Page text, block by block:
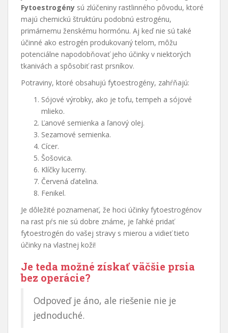
Fytoestrogény sú zlúčeniny rastlinného pôvodu, ktoré
majú chemickú štruktúru podobnú estrogénu,
primárnemu ženskému hormónu. Aj keď nie sú také
účinné ako estrogén produkovaný telom, môžu
potenciálne napodobňovať jeho účinky v niektorých
tkanivách a spôsobiť rast prsníkov.
Potraviny, ktoré obsahujú fytoestrogény, zahŕňajú:
Sójové výrobky, ako je tofu, tempeh a sójové
mlieko.
Ľanové semienka a ľanový olej.
Sezamové semienka.
Cícer.
Šošovica.
Klíčky lucerny.
Červená ďatelina.
Fenikel.
Je dôležité poznamenať, že hoci účinky fytoestrogénov
na rast pŕs nie sú dobre známe, je ľahké pridať
fytoestrogén do vašej stravy s mierou a vidieť tieto
účinky na vlastnej koži!
Je teda možné získať väčšie prsia
bez operácie?
Odpoveď je áno, ale riešenie nie je
jednoduché.